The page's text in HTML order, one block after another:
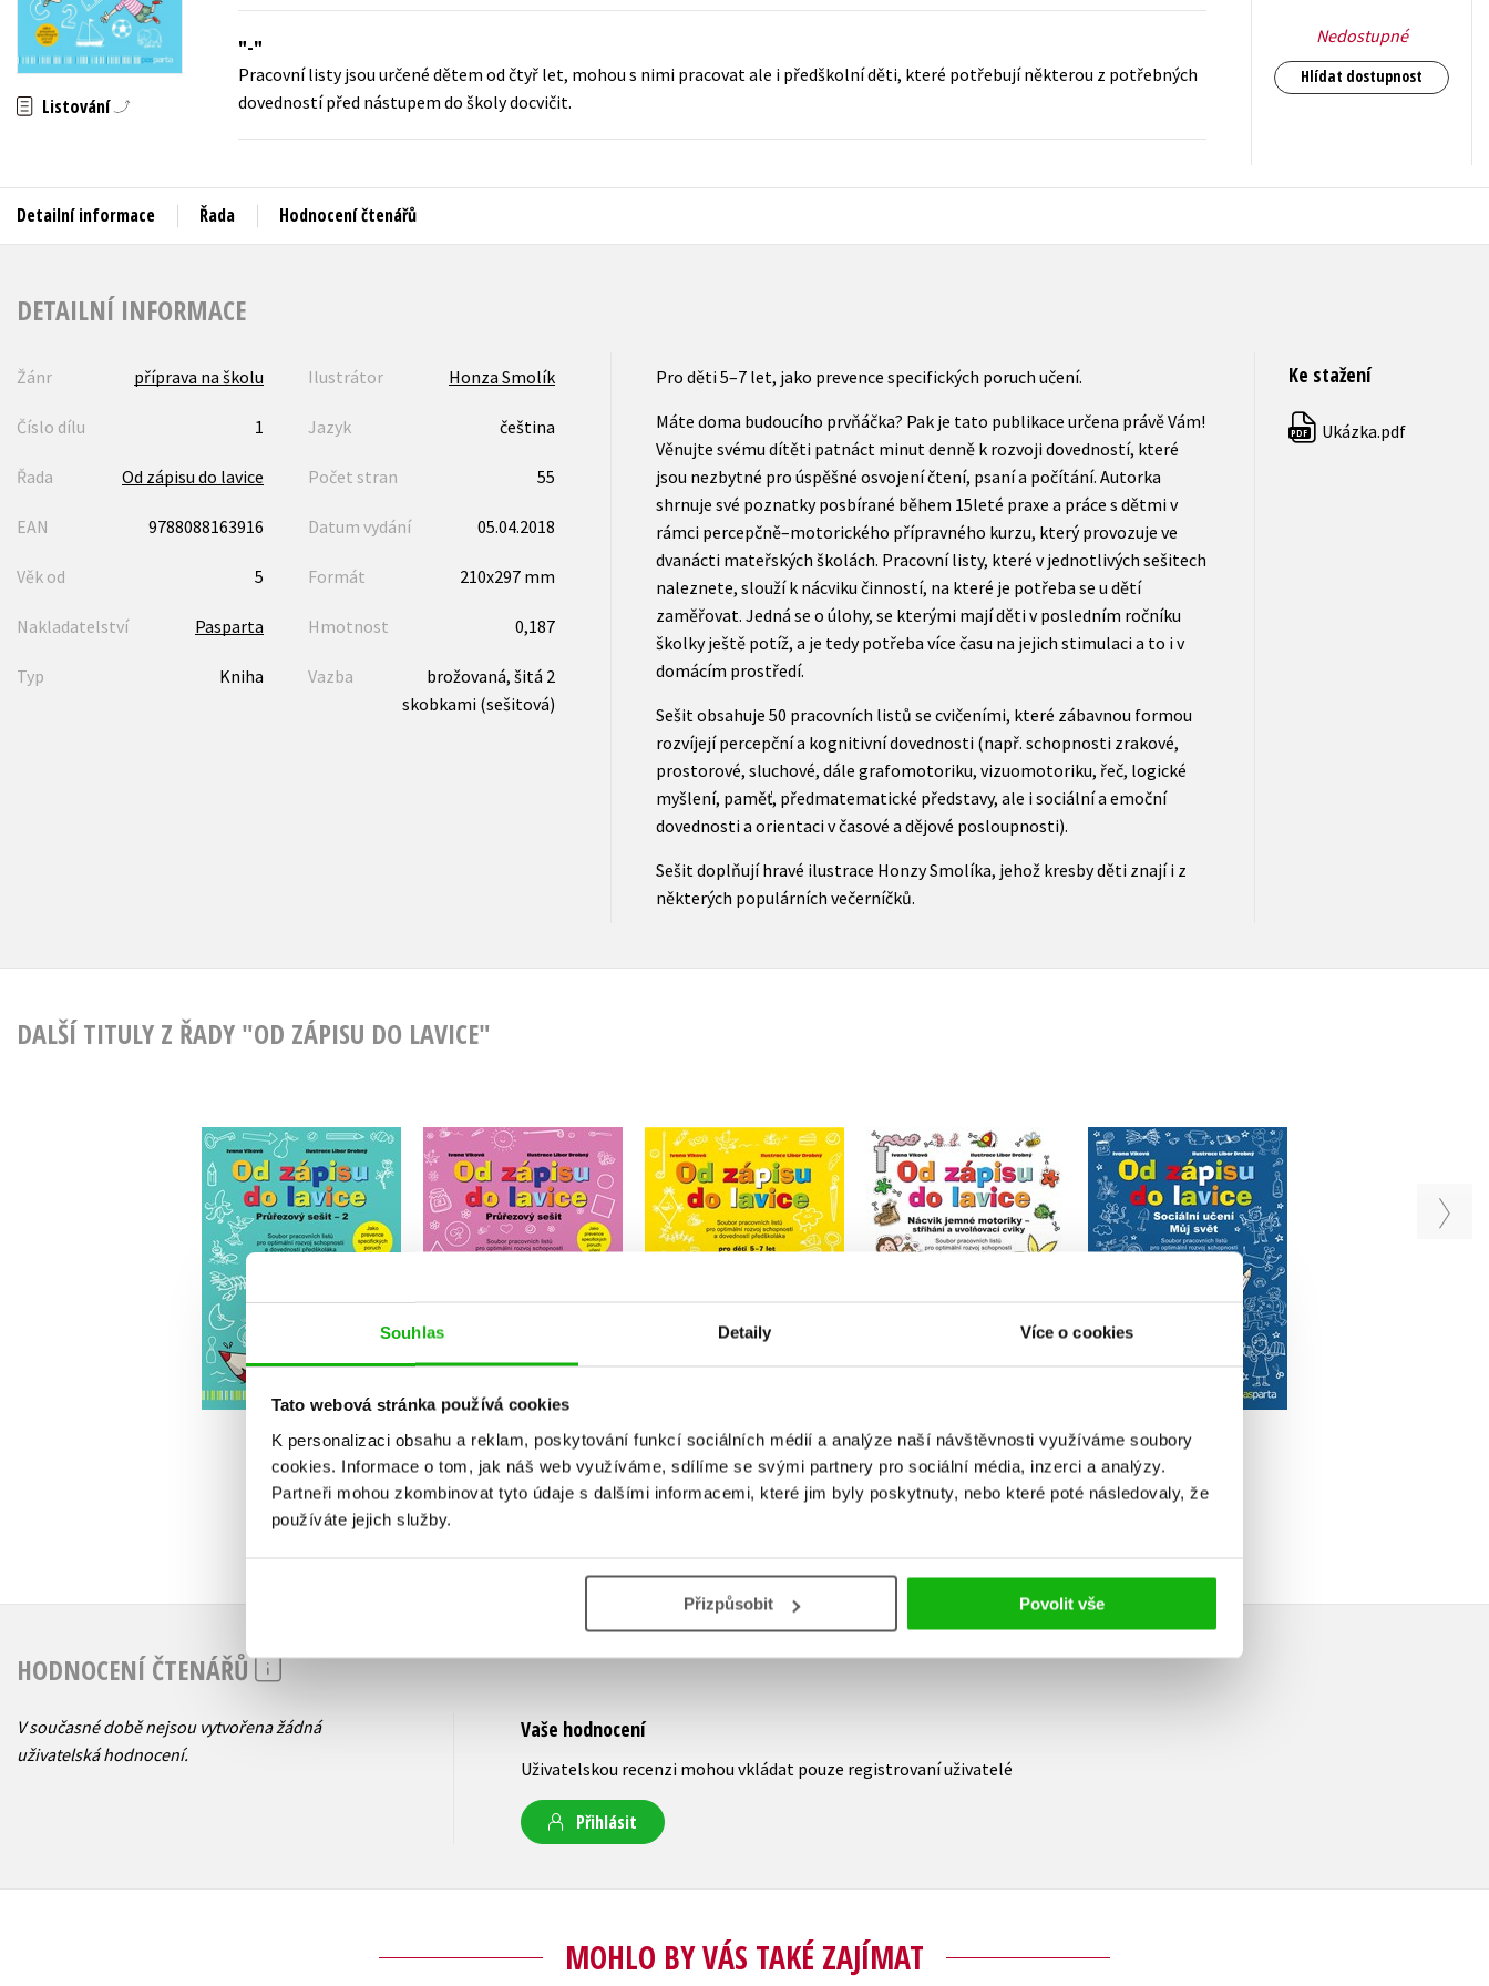
Souhlas Detaily Více o cookies
Tato webová stránka používá cookies
K personalizaci obsahu a reklam, poskytování funkcí sociálních médií a analýze naší návštěvnosti využíváme soubory
cookies. Informace o tom, jak náš web využíváme, sdílíme se svými partnery pro sociální média, inzerci a analýzy.
Partneři mohou zkombinovat tyto údaje s dalšími informacemi, které jim byly poskytnuty, nebo které poté následovaly, že
používáte jejich služby.
Přizpůsobit Povolit vše
Auto - moto
Beletrie pro děti
Kalendáře
Populárně - naučná pro dospělé
Příroda a zahrada
Zahraniční literatura
Listování
-
Pracovní listy jsou určené dětem od čtyř let, mohou s nimi pracovat ale i předškolní děti, které potřebují některou z potřebných
dovedností před nástupem do školy docvičit.
Nedostupné
Hlídat dostupnost
Detailní informace Řada Hodnocení čtenářů
DETAILNÍ INFORMACE
Žánr příprava na školu Ilustrátor Honza Smolík
Číslo dílu 1 Jazyk čeština
Řada Od zápisu do lavice Počet stran 55
EAN 9788088163916 Datum vydání 05.04.2018
Věk od 5 Formát 210x297 mm
Nakladatelství Pasparta Hmotnost 0,187
Typ Kniha Vazba
brožovaná, šitá 2
skobkami (sešitová)
Pro děti 5–7 let, jako prevence specifických poruch učení.
Máte doma budoucího prvňáčka? Pak je tato publikace určena právě Vám!
Věnujte svému dítěti patnáct minut denně k rozvoji dovedností, které
jsou nezbytné pro úspěšné osvojení čtení, psaní a počítání. Autorka
shrnuje své poznatky posbírané během 15leté praxe a práce s dětmi v
rámci percepčně–motorického přípravného kurzu, který provozuje ve
dvanácti mateřských školách. Pracovní listy, které v jednotlivých sešitech
naleznete, slouží k nácviku činností, na které je potřeba se u dětí
zaměřovat. Jedná se o úlohy, se kterými mají děti v posledním ročníku
školky ještě potíž, a je tedy potřeba více času na jejich stimulaci a to i v
domácím prostředí.
Sešit obsahuje 50 pracovních listů se cvičeními, které zábavnou formou
rozvíjejí percepční a kognitivní dovednosti (např. schopnosti zrakové,
prostorové, sluchové, dále grafomotoriku, vizuomotoriku, řeč, logické
myšlení, paměť, předmatematické představy, ale i sociální a emoční
dovednosti a orientaci v časové a dějové posloupnosti).
Sešit doplňují hravé ilustrace Honzy Smolíka, jehož kresby děti znají i z
některých populárních večerníčků.
Ke stažení
PDF Ukázka.pdf
DALŠÍ TITULY Z ŘADY "OD ZÁPISU DO LAVICE"
Od zápisu do lavice 13.
díl – průřezový sešit
Ivana Vlková
190 Kč
152 Kč
Od zápisu do lavice 12.
díl – průřezový sešit
Ivana Vlková
190 Kč
152 Kč
Od zápisu do lavice 11.
díl – průřezový sešit
Ivana Vlková
Od zápisu do lavice –
Nácvik jemné motoriky
Ivana Vlková
Od zápisu do lavice –
Sociální učení – Můj
svět
Ivana Vlková
180 Kč
Ivana Vlková
HODNOCENÍ ČTENÁŘŮ
V současné době nejsou vytvořena žádná
uživatelská hodnocení.
Vaše hodnocení
Uživatelskou recenzi mohou vkládat pouze registrovaní uživatelé
Přihlásit
MOHLO BY VÁS TAKÉ ZAJÍMAT